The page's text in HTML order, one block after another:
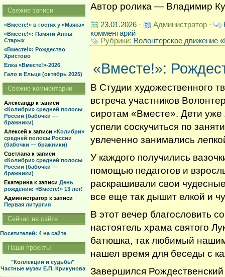
Автор ролика — Владимир
23.01.2026 · Администратор ·
комментарий
Рубрики: Волонтерское движение
«Вместе!»:
В Студии художественного
встреча участников
сиротам «Вместе». Дети уже
успели соскучиться по
увлеченно занимались
У каждого получились
помощью педагогов и
раскрашивали свои
все еще так дышит елкой и
В этот вечер благословить
настоятель храма святого
батюшка, так любимый
нашел время для беседы с
Завершился
Свежие записи
«Вместе!» в гостях у «Маяка»
«Вместе!»: Памяти Анны
Старых
«Вместе!»: Рождество
Христово
Елка «Вместе!»-2026
Гало в Ельце (октябрь 2025)
Свежие комментарии
Александр к записи
«Колибри» средней полосы
России (бабочки —
бражники)
Алексей к записи «Колибри»
средней полосы России
(бабочки — бражники)
Светлана к записи
«Колибри» средней полосы
России (бабочки —
бражники)
Екатерина к записи День
рождения: «Вместе!» 13 лет!
Администратор к записи
Первая литургия
Сейчас на сайте
Посетителей: 4 на сайте
Наши проекты
"Коллекции и судьбы"
Частные музеи Е.П. Крикунова